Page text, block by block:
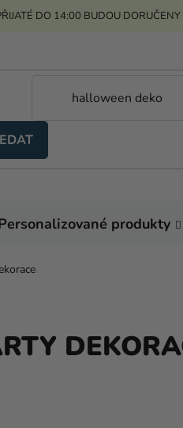
DO 14:00 BUDOU
produkty